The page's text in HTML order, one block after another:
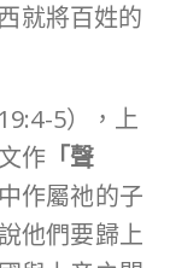
就將百姓的
5），上
作 「聲
作屬祂的子
他們要歸上